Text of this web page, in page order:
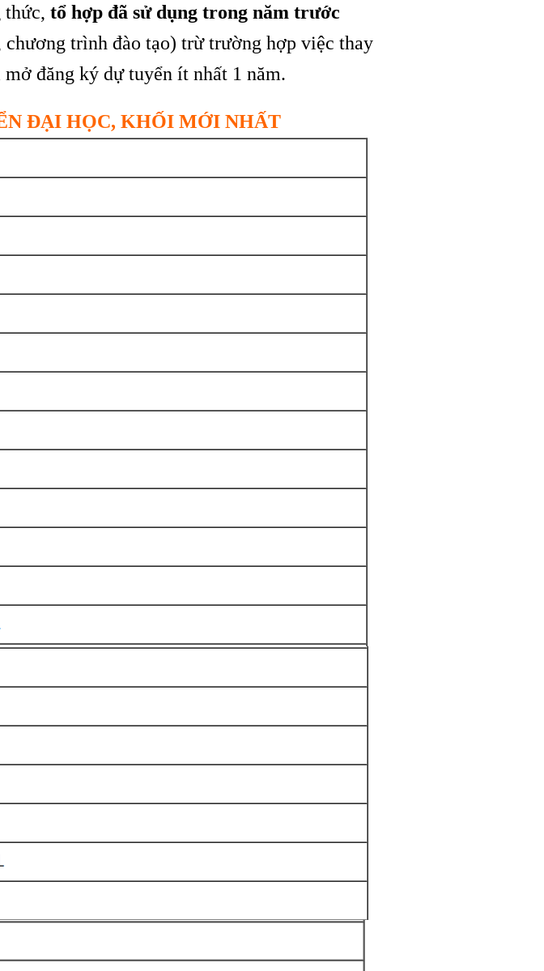
thức, tổ hợp đã sử dụng trong năm trước
trình đào tạo) trừ trường hợp việc thay
đăng ký dự tuyển ít nhất 1 năm.
ĐẠI HỌC, KHỐI MỚI NHẤT